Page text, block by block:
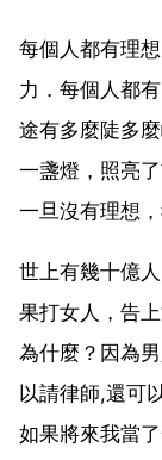
每個人都有理
力．每個人都
途有多麼陡多
一盞燈，照亮
一旦沒有理想
世上有幾十億
果打女人，告
為什麼？因為
以請律師,還可
如果將來我當